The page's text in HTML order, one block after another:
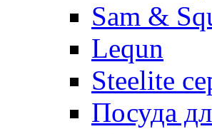
Sam &
Lequn
Steelite
Посуда